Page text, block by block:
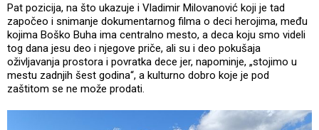
Pat pozicija, na što ukazuje i Vladimir Milovanović koji je tad
započeo i snimanje dokumentarnog filma o deci herojima, među
kojima Boško Buha ima centralno mesto, a deca koju smo videli
tog dana jesu deo i njegove priče, ali su i deo pokušaja
oživljavanja prostora i povratka dece jer, napominje, „stojimo u
mestu zadnjih šest godina“, a kulturno dobro koje je pod
zaštitom se ne može prodati.